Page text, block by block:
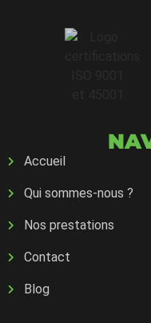
Accueil
Qui sommes-nous ?
Nos prestations
Contact
Blog